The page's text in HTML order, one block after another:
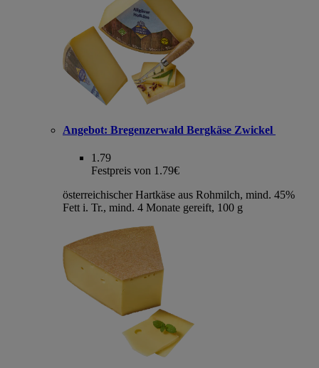
Angebot: Bregenzerwald Bergkäse Zwickel
1.79
Festpreis von 1.79€
österreichischer Hartkäse aus Rohmilch, mind. 45%
Fett i. Tr., mind. 4 Monate gereift, 100 g